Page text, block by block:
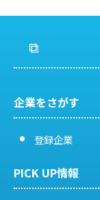
ナ
ビ
ゲ
ー
シ
ョ
ン
企業をさがす
登録企業
PICK UP情報